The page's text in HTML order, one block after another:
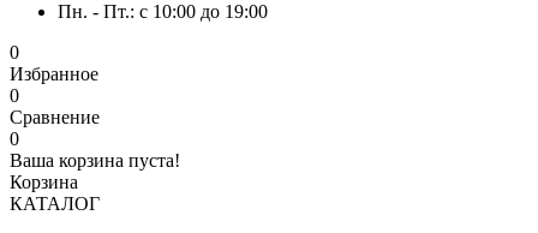
Пн. - Пт.: c 10:00 до 19:00
0
Избранное
0
Сравнение
0
Ваша корзина пуста!
Корзина
КАТАЛОГ